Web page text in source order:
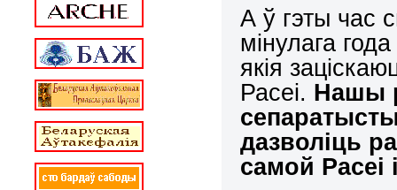
А ў гэты час
мінулага
якія
Расеі. Нашы
дазволіць
самой Расеі